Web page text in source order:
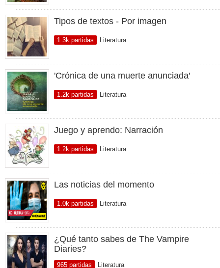
Tipos de textos - Por imagen
1.3k partidas Literatura
'Crónica de una muerte anunciada'
1.2k partidas Literatura
Juego y aprendo: Narración
1.2k partidas Literatura
Las noticias del momento
1.0k partidas Literatura
¿Qué tanto sabes de The Vampire
Diaries?
965 partidas Literatura